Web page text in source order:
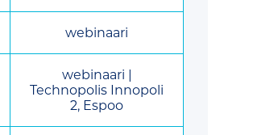
webinaari
webinaari |
Technopolis Innopoli
2, Espoo